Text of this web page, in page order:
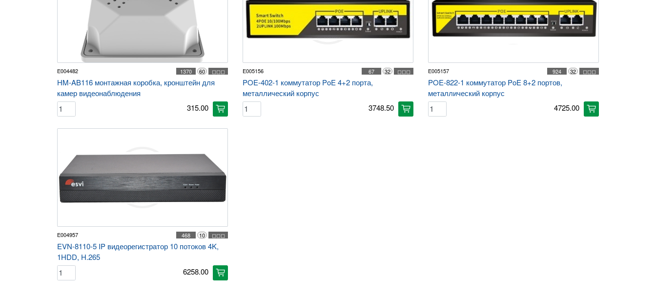
E004482 ◻◻◻
60
1370
HM-AB116 монтажная коробка, кронштейн для
камер видеонаблюдения
315.00
cart
E005156 ◻◻◻
32
67
POE-402-1 коммутатор PoE 4+2 порта,
металлический корпус
3748.50
cart
E005157 ◻◻◻
32
924
POE-822-1 коммутатор PoE 8+2 портов,
металлический корпус
4725.00
cart
E004957 ◻◻◻
10
468
EVN-8110-5 IP видеорегистратор 10 потоков 4K,
1HDD, H.265
6258.00
cart